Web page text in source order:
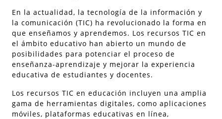
En la actualidad, la tecnología de la información y
la comunicación (TIC) ha revolucionado la forma en
que enseñamos y aprendemos. Los recursos TIC en
el ámbito educativo han abierto un mundo de
posibilidades para potenciar el proceso de
enseñanza-aprendizaje y mejorar la experiencia
educativa de estudiantes y docentes.
Los recursos TIC en educación incluyen una amplia
gama de herramientas digitales, como aplicaciones
móviles, plataformas educativas en línea,